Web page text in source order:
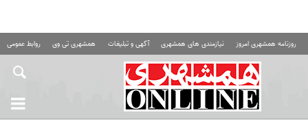
روزنامه همشهری امروز نیازمندی های همشهری آگهی و تبلیغات همشهری تی وی روابط عمومی